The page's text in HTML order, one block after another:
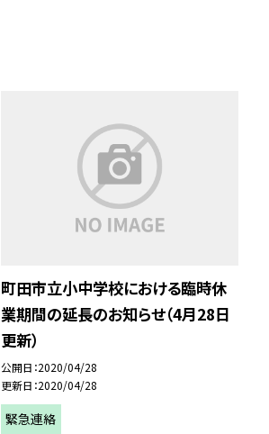
町田市立小中学校における臨時休
業期間の延長のお知らせ（4月28日
更新）
公開日 2020/04/28
更新日 2020/04/28
緊急連絡